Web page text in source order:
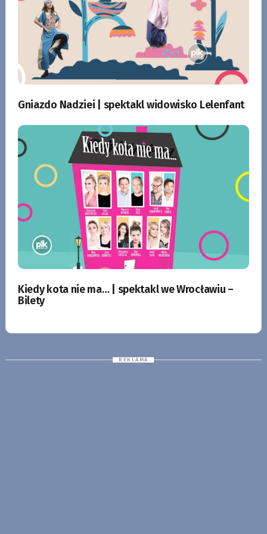
Gniazdo Nadziei | spektakl widowisko Lelenfant
Kiedy kota nie ma… | spektakl we Wrocławiu –
Bilety